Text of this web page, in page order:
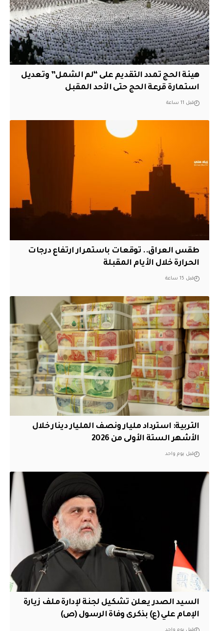
هيئة الحج تمدد التقديم على “لم الشمل” وتعديل
استمارة قرعة الحج حتى الأحد المقبل
قبل 11 ساعة
طقس العراق.. توقعات باستمرار ارتفاع درجات
الحرارة خلال الأيام المقبلة
قبل 15 ساعة
التربية: استرداد مليار ونصف المليار دينار خلال
الأشهر الستة الأولى من 2026
قبل يوم واحد
السيد الصدر يعلن تشكيل لجنة لإدارة ملف زيارة
الإمام علي (ع) بذكرى وفاة الرسول (ص)